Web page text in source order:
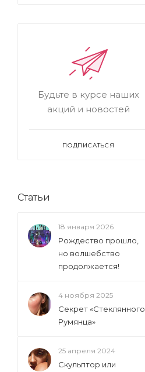
Будьте в курсе наших
акций и новостей
ПОДПИСАТЬСЯ
Статьи
18 января 2026
Рождество прошло,
но волшебство
продолжается!
4 ноября 2025
Секрет «Стеклянного
Румянца»
25 апреля 2024
Скульптор или